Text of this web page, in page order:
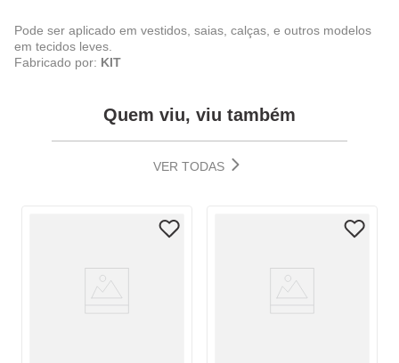
Pode ser aplicado em vestidos, saias, calças, e outros modelos
em tecidos leves.
Fabricado por: KIT
Quem viu, viu também
VER TODAS